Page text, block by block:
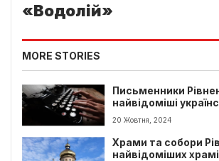
«Водолій»
MORE STORIES
Письменники
найвідоміші
родом з Рівненської
20 Жовтня, 2024
Храми та собори
найвідоміших